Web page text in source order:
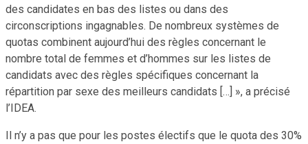
des candidates en bas des listes ou dans des
circonscriptions ingagnables. De nombreux systèmes de
quotas combinent aujourd’hui des règles concernant le
nombre total de femmes et d’hommes sur les listes de
candidats avec des règles spécifiques concernant la
répartition par sexe des meilleurs candidats […] », a précisé
l’IDEA.
Il n’y a pas que pour les postes électifs que le quota des 30%